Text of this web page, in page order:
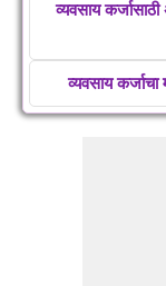
व्यवसाय
व्यवसाय कर्जाचा